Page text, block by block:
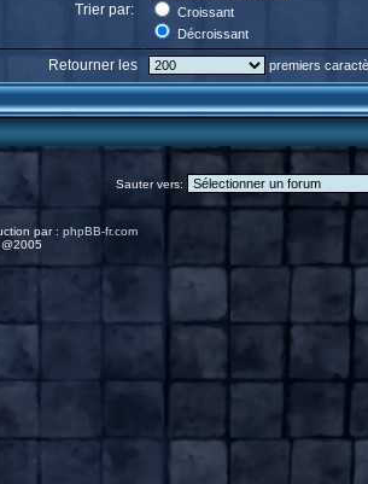
Trier par:
Croissant
Décroissant
Retourner les premiers
Sauter vers:
par : phpBB-fr.com